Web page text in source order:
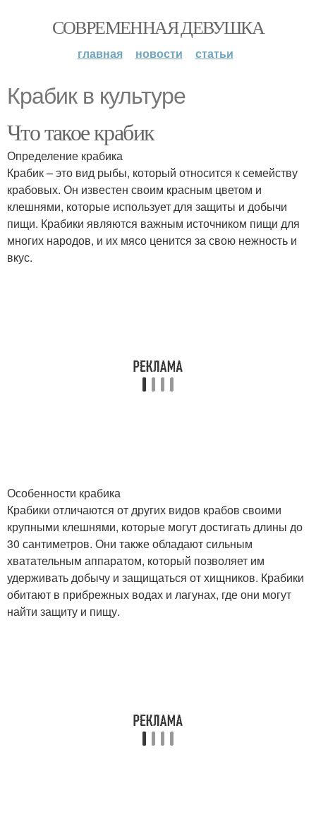
СОВРЕМЕННАЯ ДЕВУШКА
главная новости статьи
Крабик в культуре
Что такое крабик
Определение крабика
Крабик – это вид рыбы, который относится к семейству
крабовых. Он известен своим красным цветом и
клешнями, которые использует для защиты и добычи
пищи. Крабики являются важным источником пищи для
многих народов, и их мясо ценится за свою нежность и
вкус.
Особенности крабика
Крабики отличаются от других видов крабов своими
крупными клешнями, которые могут достигать длины до
30 сантиметров. Они также обладают сильным
хватательным аппаратом, который позволяет им
удерживать добычу и защищаться от хищников. Крабики
обитают в прибрежных водах и лагунах, где они могут
найти защиту и пищу.